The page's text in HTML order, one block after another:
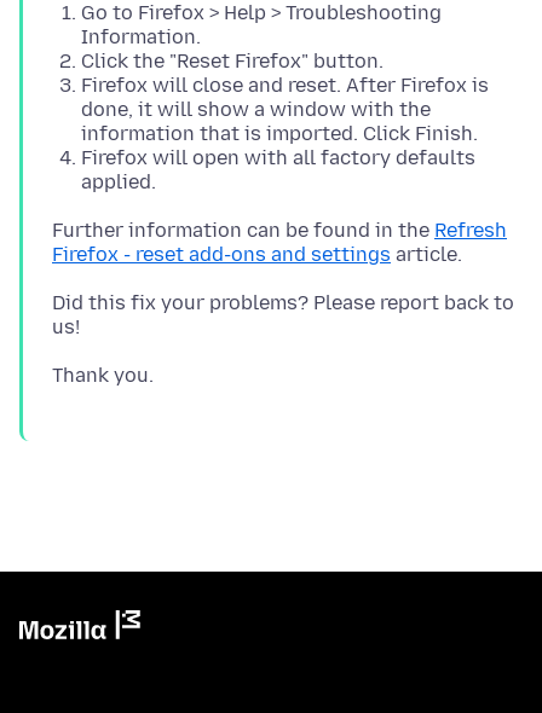
Go to Firefox > Help > Troubleshooting
Information.
Click the "Reset Firefox" button.
Firefox will close and reset. After Firefox is
done, it will show a window with the
information that is imported. Click Finish.
Firefox will open with all factory defaults
applied.
Further information can be found in the Refresh
Firefox - reset add-ons and settings
Did this fix your problems? Please report back to